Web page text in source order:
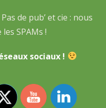
de pub’ et cie : nous
SPAMs !
sociaux !